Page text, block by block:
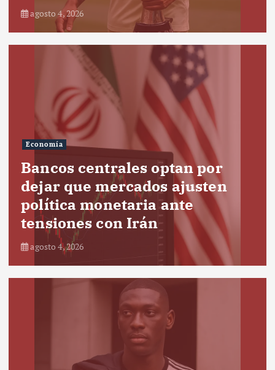
agosto 4, 2026
Economía
Bancos centrales optan por
dejar que mercados ajusten
política monetaria ante
tensiones con Irán
agosto 4, 2026